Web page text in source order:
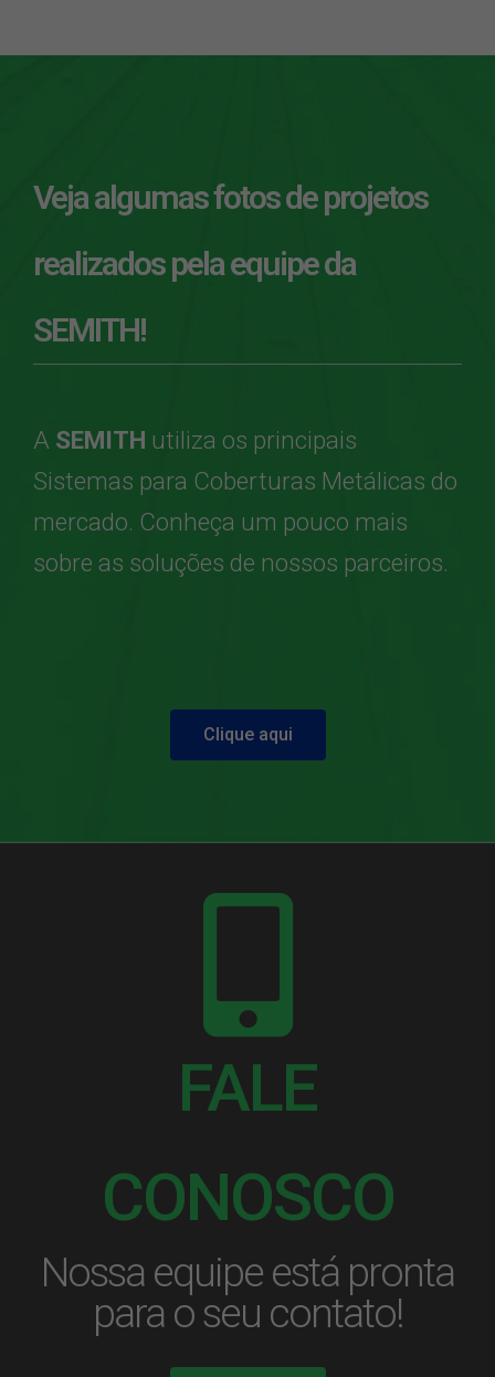
Veja algumas fotos de projetos
realizados pela equipe da
SEMITH!
A SEMITH utiliza os principais
Sistemas para Coberturas Metálicas do
mercado. Conheça um pouco mais
sobre as soluções de nossos parceiros.
Clique aqui
FALE
CONOSCO
Nossa equipe está pronta
para o seu contato!